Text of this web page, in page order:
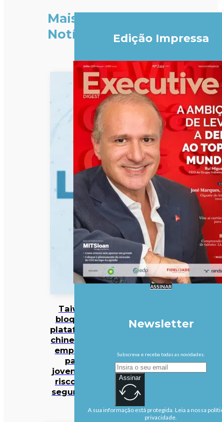
Mais
Notícias
Taiwan
bloqueia
plataforma
chinesa de
emprego
para
jovens por
riscos de
segurança
Edição Impressa
ASSINAR
Newsletter
Subscreva e receba todas as novidades.
Assinar
A sua informação está protegida. Leia a nossa
privacidade.